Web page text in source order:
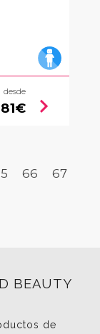
desde
chevron_right
66 67
BEAUTY
de